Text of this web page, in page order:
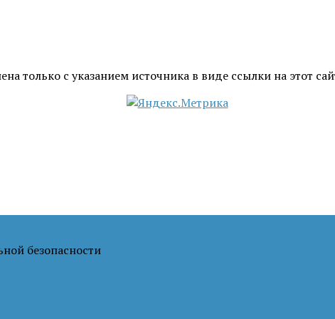
только с указанием источника в виде ссылки на этот
безопасности